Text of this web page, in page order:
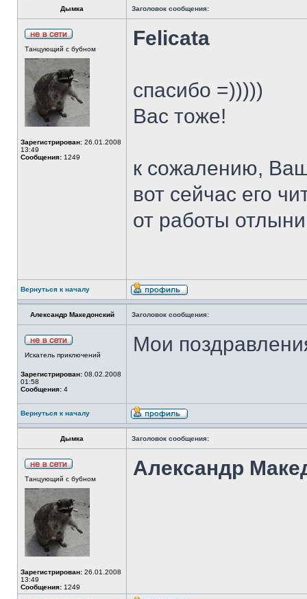
Дымка Заголовок сообщения:
Танцующий с бубном
Зарегистрирован: 26.01.2008
13:49
Сообщения: 1249
Felicata
спасибо =)))))
Вас тоже!
к сожалению,
вот сейчас его
от работы
Вернуться к началу
Александр Македонский Заголовок сообщения:
Искатель приключений
Зарегистрирован: 08.02.2008
01:58
Сообщения: 4
Мои
Вернуться к началу
Дымка Заголовок сообщения:
Танцующий с бубном
Зарегистрирован: 26.01.2008
13:49
Сообщения: 1249
Александр